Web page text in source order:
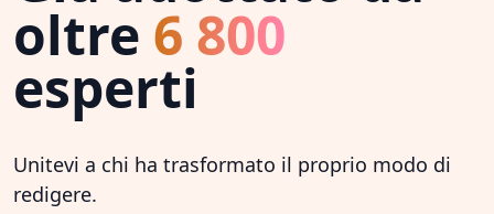
oltre 6 800
esperti
Unitevi a chi ha trasformato il proprio modo di
redigere.